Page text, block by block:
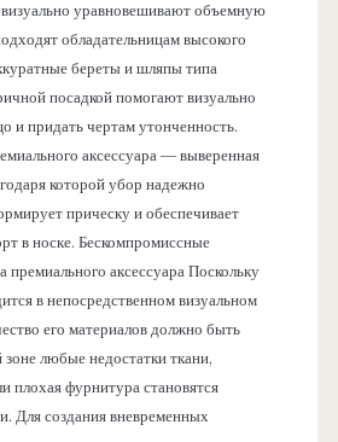
уравновешивают объемную
обладательницам высокого
береты и шляпы типа
посадкой помогают визуально
и придать чертам утонченность.
аксессуара — выверенная
которой убор надежно
прическу и обеспечивает
в носке. Бескомпромиссные
премиального аксессуара Поскольку
в непосредственном визуальном
его материалов должно быть
любые недостатки ткани,
плохая фурнитура становятся
Для создания вневременных